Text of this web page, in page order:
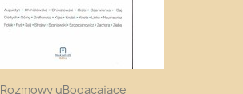
Rozmowy uBogacające